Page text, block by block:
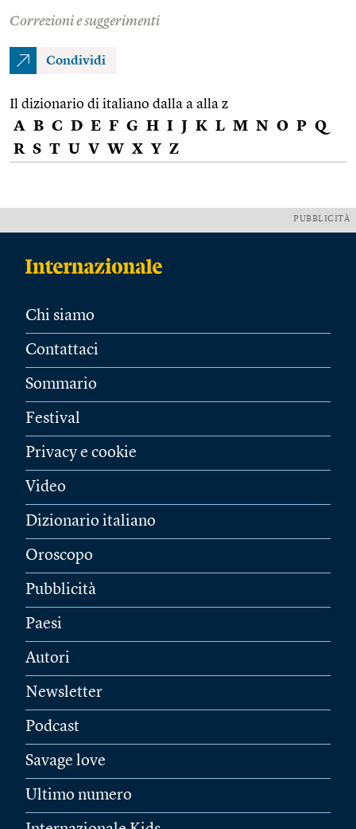
Correzioni e suggerimenti
Condividi
Il dizionario di italiano dalla a alla z
A B C D E F G H I J K L M N O P Q
R S T U V W X Y Z
PUBBLICITÀ
Chi siamo
Contattaci
Sommario
Festival
Privacy e cookie
Video
Dizionario italiano
Oroscopo
Pubblicità
Paesi
Autori
Newsletter
Podcast
Savage love
Ultimo numero